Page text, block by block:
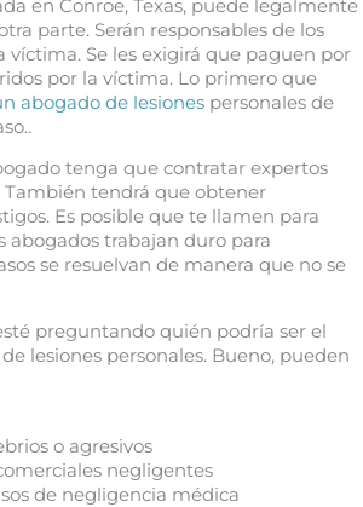
en Conroe, Texas, puede legalmente
parte. Serán responsables de los
víctima. Se les exigirá que paguen por
por la víctima. Lo primero que
abogado de lesiones personales de
tenga que contratar expertos
También tendrá que obtener
Es posible que te llamen para
abogados trabajan duro para
se resuelvan de manera que no se
preguntando quién podría ser el
lesiones personales. Bueno, pueden
o agresivos
negligentes
de negligencia médica